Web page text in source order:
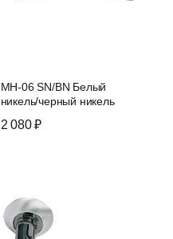
MH-06 SN/BN Белый
никель/черный никель
2 080 ₽